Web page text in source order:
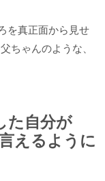
を真正面から見せ
ちゃんのような、
た自分が
えるように